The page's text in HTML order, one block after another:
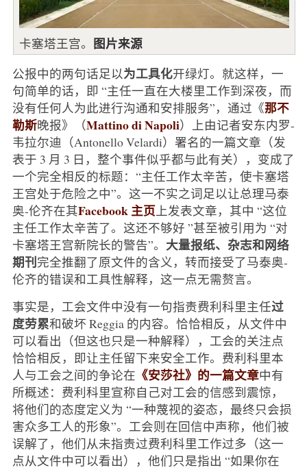
卡塞塔王宫。 图片来源
公报中的两句话足以为工具化开绿灯。就这样，一
句简单的话，即 “主任一直在大楼里工作到深夜，而
没有任何人为此进行沟通和安排服务”，通过《那不
勒斯晚报》（Mattino di Napoli）上由记者安东内罗-
韦拉尔迪（Antonello Velardi）署名的一篇文章（发
表于 3 月 3 日，整个事件似乎都与此有关），变成了
一个完全相反的标题：“主任工作太辛苦，使卡塞塔
王宫处于危险之中”。这一不实之词足以让总理马泰
奥-伦齐在其Facebook 主页上发表文章，其中 “这位
主任工作太辛苦了。这还不够好 ”甚至被引用为 “对
卡塞塔王宫新院长的警告”。 大量报纸、杂志和网络
期刊完全推翻了原文件的含义，转而接受了马泰奥-
伦齐的错误和工具性解释，这一点无需赘言。
事实是，工会文件中没有一句指责费利科里主任过
度劳累和破坏 Reggia 的内容。恰恰相反，从文件中
可以看出（但这也只是一种解释），工会的关注点
恰恰相反，即让主任留下来安全工作。费利科里本
人与工会之间的争论在 《安莎社》的一篇文章中有
所概述：费利科里宣称自己对工会的信感到震惊，
将他们的态度定义为 “一种蔑视的姿态，最终只会损
害众多工人的形象”。工会则在回信中声称，他们被
误解了，他们从未指责过费利科里工作过多（这一
点从文件中可以看出），他们只是指出 “如果你在